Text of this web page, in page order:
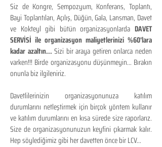
Siz de Kongre, Sempozyum, Konferans, Toplantı,
Bayi Toplantıları, Açılış, Düğün, Gala, Lansman, Davet
ve Kokteyl gibi bütün organizasyonlarda DAVET
SERVİSİ ile organizasyon maliyetlerinizi %60'lara
kadar azaltın...Sizi bir araya getiren onlarca neden
varken!!! Birde organizasyonu düşünmeyin... Bırakın
onunla biz ilgileniriz.
Davetlilerinizin organizasyonunuza katılım
durumlarını netleştirmek için birçok yöntem kullanır
ve katılım durumlarını en kısa sürede size raporlarız.
Size de organizasyonunuzun keyfini çıkarmak kalır.
Hep söylediğimiz gibi her davetten önce bir LCV...